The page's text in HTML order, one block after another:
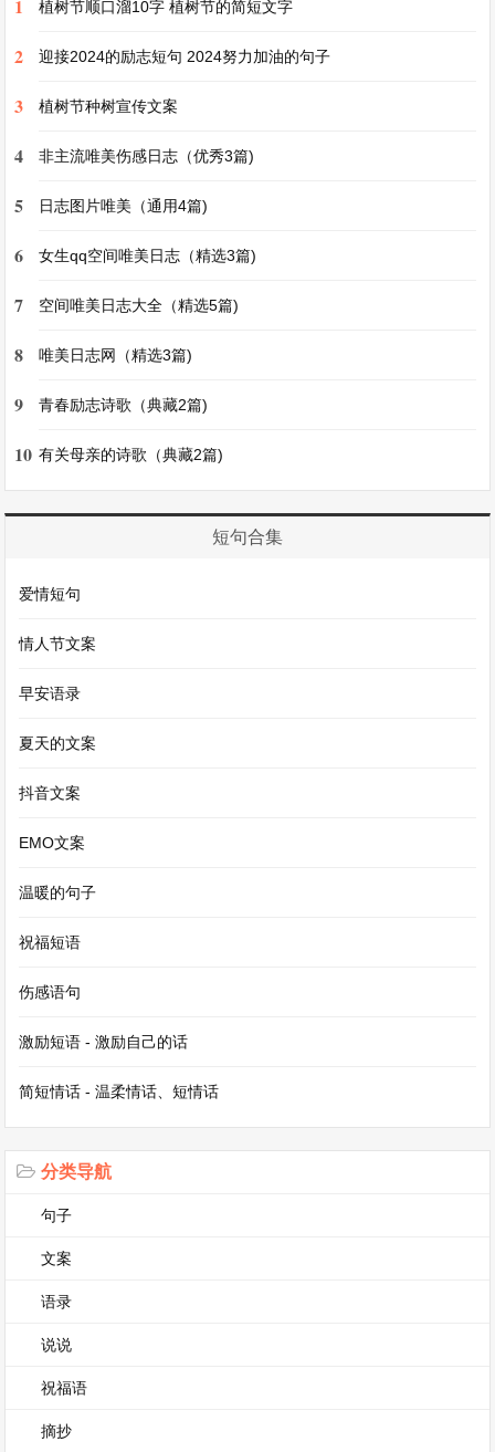
时，她就已经开始了一天的工作。她穿着那身标志
性的橘黄色工作服，手中紧紧握着扫帚，一下又一
屑，还是那些被人随意丢弃的杂物，她都毫无怨言
地清理着。夏天，烈日炎炎，她在高温下挥汗如
至在很多人眼中有些卑微，但她对待工作的那份认
真与执着，却让我深深感动。她用自己的行动诠释
市的美容师，也是我心中值得敬佩的人。
堂课，只为了能让我们更好地理解知识。课堂上，
他总是充满激情地讲解着每一个知识点，关注着每
心地给我们讲解，一遍又一遍，直到我们完全明白
为止。他不仅传授给我们知识，还教会我们如何做
献，就像一盏明灯，照亮了我们前行的道路，让我
在成长的过程中不断受到鼓舞和激励，他的形象在
生活中还有那些在危难时刻挺身而出的无名英雄。
冲向抗洪一线。他们可能是普通的农民，可能是年
一道道坚固的防线，保护着身后的百姓。当火灾发
生时，消防员们逆火而行，不顾自身的安危，冲入
前，他们选择了勇敢和担当，他们的英勇事迹每每
听闻都会让我热泪盈眶，他们用生命谱写着伟大的
篇章，这样的人怎能不让我感动？
这样的人让我感动作文第3篇
1 植树节顺口溜10字 植树节的简短文字
2 迎接2024的励志短句 2024努力加油的句子
3 植树节种树宣传文案
4 非主流唯美伤感日志（优秀3篇)
5 日志图片唯美（通用4篇)
6 女生qq空间唯美日志（精选3篇)
7 空间唯美日志大全（精选5篇)
8 唯美日志网（精选3篇)
9 青春励志诗歌（典藏2篇)
10 有关母亲的诗歌（典藏2篇)
短句合集
爱情短句
情人节文案
早安语录
夏天的文案
抖音文案
EMO文案
温暖的句子
祝福短语
伤感语句
激励短语 - 激励自己的话
简短情话 - 温柔情话、短情话
分类导航
句子
文案
语录
说说
祝福语
摘抄